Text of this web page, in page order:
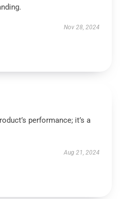
Nov 28, 2024
performance; it’s a
Aug 21, 2024